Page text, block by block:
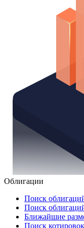
Получить доступ
Облигации